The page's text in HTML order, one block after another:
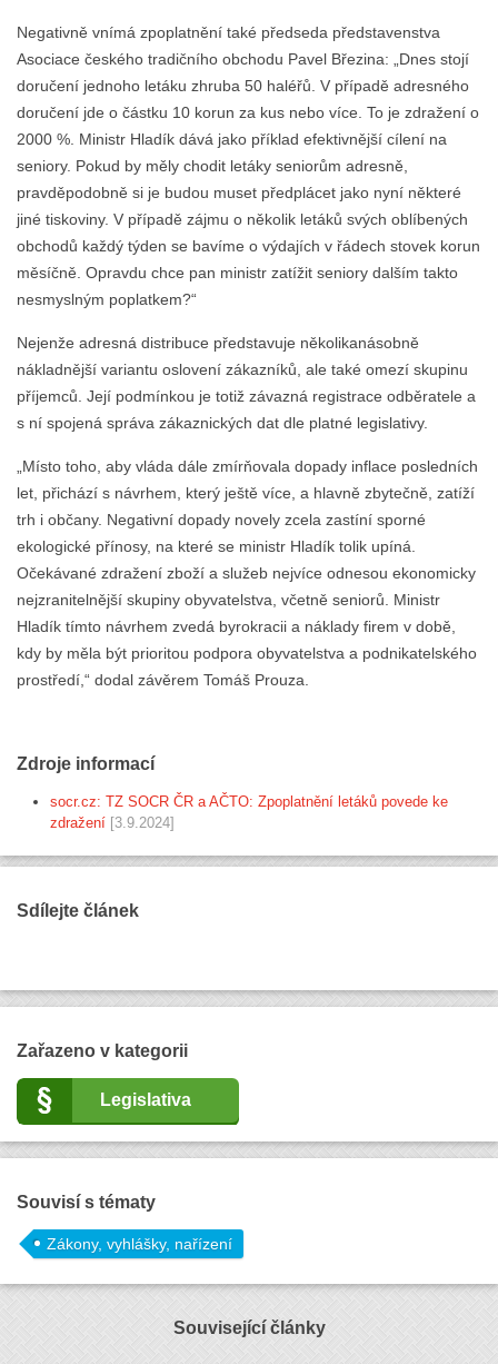
Negativně vnímá zpoplatnění také předseda představenstva
Asociace českého tradičního obchodu Pavel Březina: „Dnes stojí
doručení jednoho letáku zhruba 50 haléřů. V případě adresného
doručení jde o částku 10 korun za kus nebo více. To je zdražení o
2000 %. Ministr Hladík dává jako příklad efektivnější cílení na
seniory. Pokud by měly chodit letáky seniorům adresně,
pravděpodobně si je budou muset předplácet jako nyní některé
jiné tiskoviny. V případě zájmu o několik letáků svých oblíbených
obchodů každý týden se bavíme o výdajích v řádech stovek korun
měsíčně. Opravdu chce pan ministr zatížit seniory dalším takto
nesmyslným poplatkem?“
Nejenže adresná distribuce představuje několikanásobně
nákladnější variantu oslovení zákazníků, ale také omezí skupinu
příjemců. Její podmínkou je totiž závazná registrace odběratele a
s ní spojená správa zákaznických dat dle platné legislativy.
„Místo toho, aby vláda dále zmírňovala dopady inflace posledních
let, přichází s návrhem, který ještě více, a hlavně zbytečně, zatíží
trh i občany. Negativní dopady novely zcela zastíní sporné
ekologické přínosy, na které se ministr Hladík tolik upíná.
Očekávané zdražení zboží a služeb nejvíce odnesou ekonomicky
nejzranitelnější skupiny obyvatelstva, včetně seniorů. Ministr
Hladík tímto návrhem zvedá byrokracii a náklady firem v době,
kdy by měla být prioritou podpora obyvatelstva a podnikatelského
prostředí,“ dodal závěrem Tomáš Prouza.
Zdroje informací
socr.cz: TZ SOCR ČR a AČTO: Zpoplatnění letáků povede ke
zdražení [3.9.2024]
Sdílejte článek
Zařazeno v kategorii
Legislativa
Souvisí s tématy
Zákony, vyhlášky, nařízení
Související články